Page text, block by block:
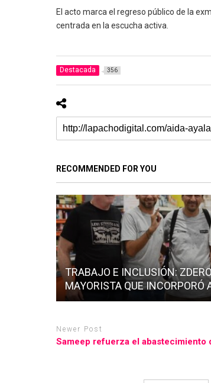
El acto marca el regreso público de la
centrada en la escucha activa.
Destacada 356
RECOMMENDED FOR YOU
TRABAJO E INCLUSIÓN:
MAYORISTA QUE
Newer Post
Sameep refuerza el abastecimiento